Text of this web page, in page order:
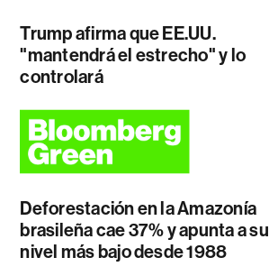
Trump afirma que EE.UU.
"mantendrá el estrecho" y lo
controlará
Deforestación en la Amazonía
brasileña cae 37% y apunta a su
nivel más bajo desde 1988